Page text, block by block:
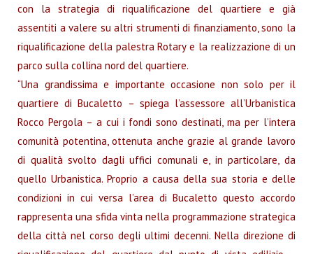
con la strategia di riqualificazione del quartiere e già
assentiti a valere su altri strumenti di finanziamento, sono la
riqualificazione della palestra Rotary e la realizzazione di un
parco sulla collina nord del quartiere.
“Una grandissima e importante occasione non solo per il
quartiere di Bucaletto – spiega l’assessore all’Urbanistica
Rocco Pergola – a cui i fondi sono destinati, ma per l’intera
comunità potentina, ottenuta anche grazie al grande lavoro
di qualità svolto dagli uffici comunali e, in particolare, da
quello Urbanistica. Proprio a causa della sua storia e delle
condizioni in cui versa l’area di Bucaletto questo accordo
rappresenta una sfida vinta nella programmazione strategica
della città nel corso degli ultimi decenni. Nella direzione di